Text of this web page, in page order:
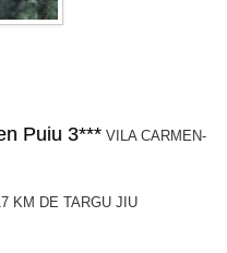
Puiu 3*** VILA CARMEN-
KM DE TARGU JIU